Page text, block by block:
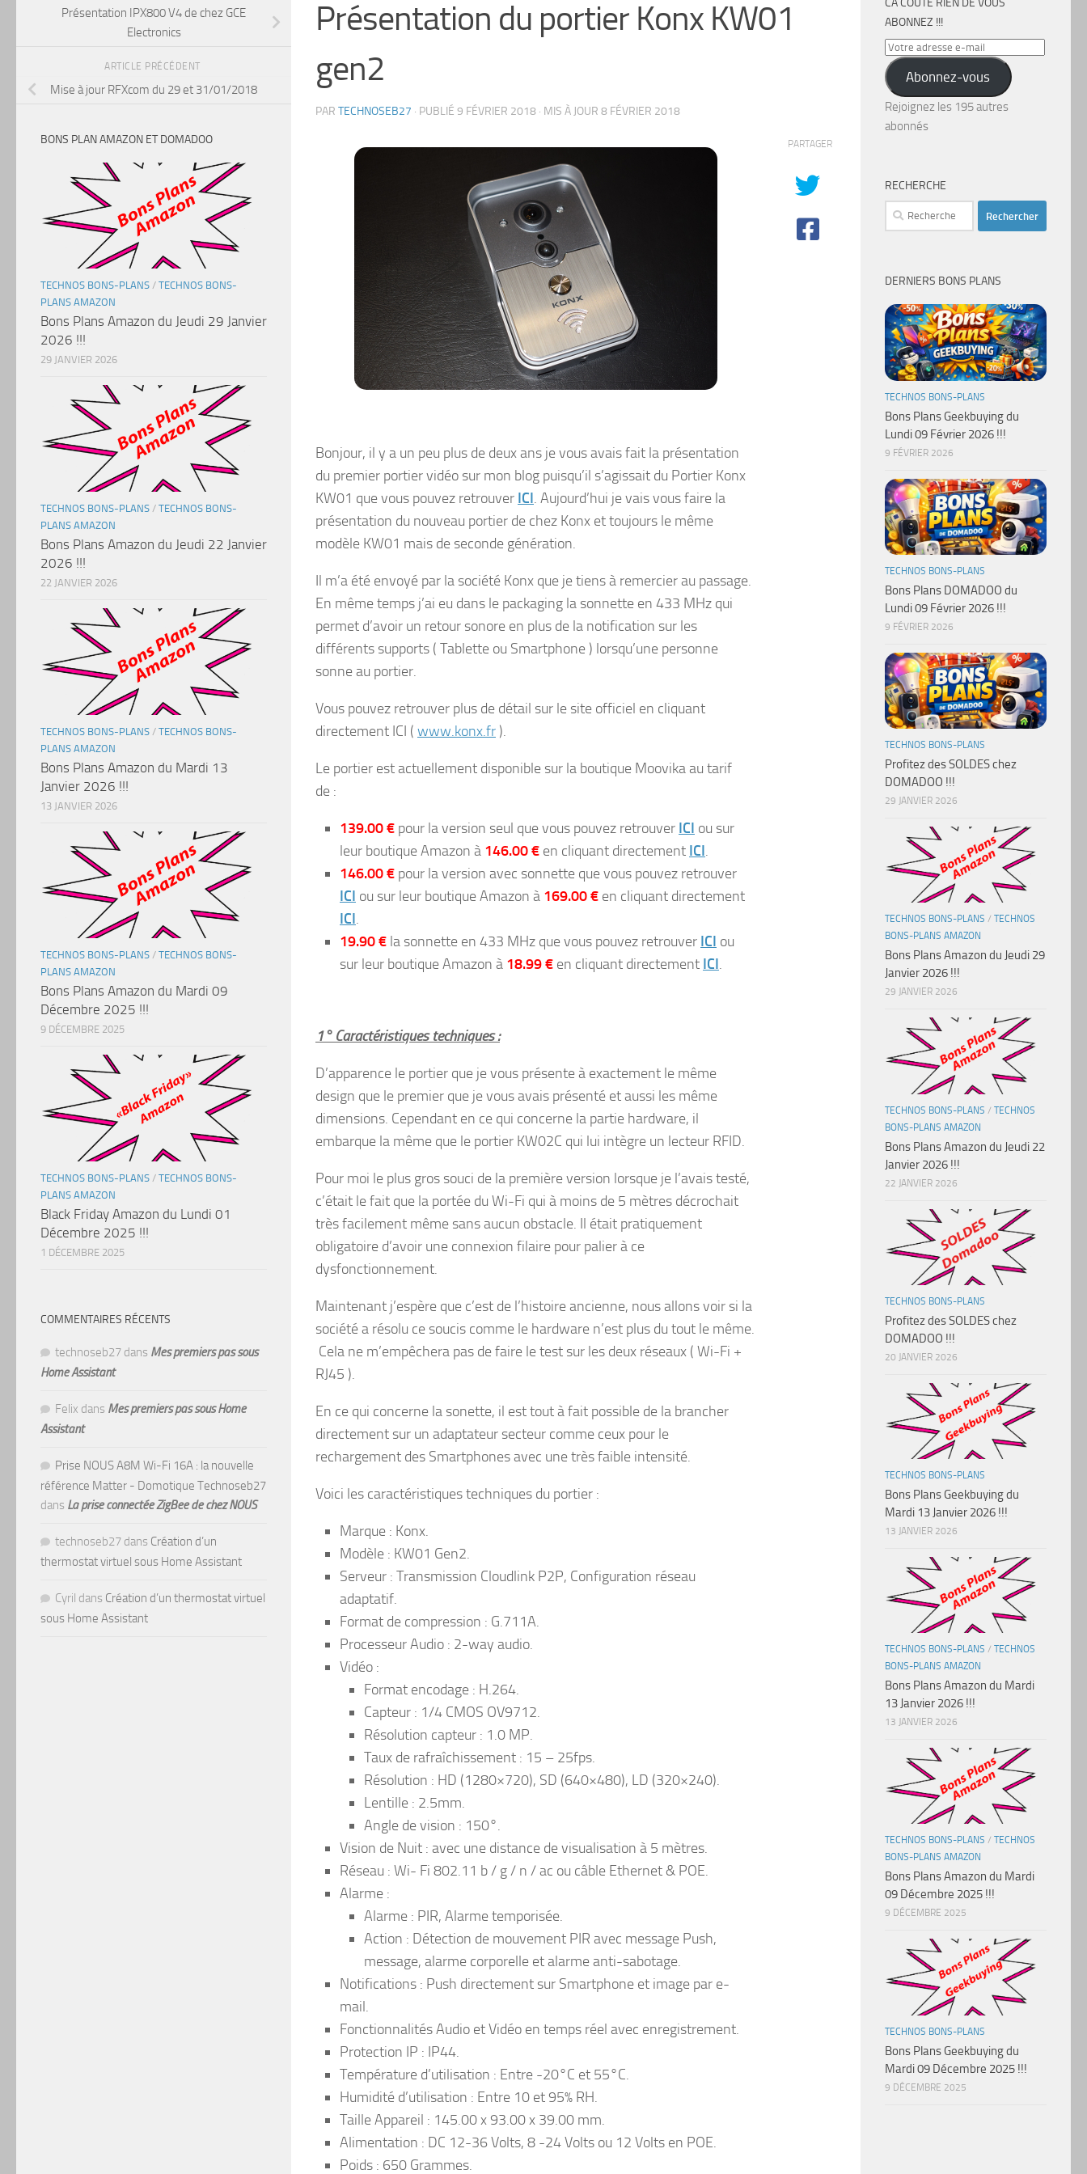
Présentation du portier Konx KW01
gen2
PAR TECHNOSEB27 · PUBLIÉ 9 FÉVRIER 2018 · MIS À JOUR 8 FÉVRIER 2018
Bonjour, il y a un peu plus de deux ans je vous avais fait la présentation
du premier portier vidéo sur mon blog puisqu’il s’agissait du Portier Konx
KW01 que vous pouvez retrouver ICI. Aujourd’hui je vais vous faire la
présentation du nouveau portier de chez Konx et toujours le même
modèle KW01 mais de seconde génération.
Il m’a été envoyé par la société Konx que je tiens à remercier au passage.
En même temps j’ai eu dans le packaging la sonnette en 433 MHz qui
permet d’avoir un retour sonore en plus de la notification sur les
différents supports ( Tablette ou Smartphone ) lorsqu’une personne
sonne au portier.
Vous pouvez retrouver plus de détail sur le site officiel en cliquant
directement ICI ( www.konx.fr ).
Le portier est actuellement disponible sur la boutique Moovika au tarif
de :
139.00 € pour la version seul que vous pouvez retrouver ICI ou sur
leur boutique Amazon à 146.00 € en cliquant directement ICI.
146.00 € pour la version avec sonnette que vous pouvez retrouver
ICI ou sur leur boutique Amazon à 169.00 € en cliquant directement
ICI.
19.90 € la sonnette en 433 MHz que vous pouvez retrouver ICI ou
sur leur boutique Amazon à 18.99 € en cliquant directement ICI.
1° Caractéristiques techniques :
D’apparence le portier que je vous présente à exactement le même
design que le premier que je vous avais présenté et aussi les même
dimensions. Cependant en ce qui concerne la partie hardware, il
embarque la même que le portier KW02C qui lui intègre un lecteur RFID.
Pour moi le plus gros souci de la première version lorsque je l’avais testé,
c’était le fait que la portée du Wi-Fi qui à moins de 5 mètres décrochait
très facilement même sans aucun obstacle. Il était pratiquement
obligatoire d’avoir une connexion filaire pour palier à ce
dysfonctionnement.
Maintenant j’espère que c’est de l’histoire ancienne, nous allons voir si la
société a résolu ce soucis comme le hardware n’est plus du tout le même.
Cela ne m’empêchera pas de faire le test sur les deux réseaux ( Wi-Fi +
RJ45 ).
En ce qui concerne la sonette, il est tout à fait possible de la brancher
directement sur un adaptateur secteur comme ceux pour le
rechargement des Smartphones avec une très faible intensité.
Voici les caractéristiques techniques du portier :
Marque : Konx.
Modèle : KW01 Gen2.
Serveur : Transmission Cloudlink P2P, Configuration réseau
adaptatif.
Format de compression : G.711A.
Processeur Audio : 2-way audio.
Vidéo :
Format encodage : H.264.
Capteur : 1/4 CMOS OV9712.
Résolution capteur : 1.0 MP.
Taux de rafraîchissement : 15 – 25fps.
Résolution : HD (1280×720), SD (640×480), LD (320×240).
Lentille : 2.5mm.
Angle de vision : 150°.
Vision de Nuit : avec une distance de visualisation à 5 mètres.
Réseau : Wi- Fi 802.11 b / g / n / ac ou câble Ethernet & POE.
Alarme :
Alarme : PIR, Alarme temporisée.
Action : Détection de mouvement PIR avec message Push,
message, alarme corporelle et alarme anti-sabotage.
Notifications : Push directement sur Smartphone et image par e-
mail.
Fonctionnalités Audio et Vidéo en temps réel avec enregistrement.
Protection IP : IP44.
Température d’utilisation : Entre -20°C et 55°C.
Humidité d’utilisation : Entre 10 et 95% RH.
Taille Appareil : 145.00 x 93.00 x 39.00 mm.
Alimentation : DC 12-36 Volts, 8 -24 Volts ou 12 Volts en POE.
Poids : 650 Grammes.
PARTAGER
Présentation IPX800 V4 de chez GCE
Electronics
ARTICLE PRÉCÉDENT
Mise à jour RFXcom du 29 et 31/01/2018
BONS PLAN AMAZON ET DOMADOO
TECHNOS BONS-PLANS / TECHNOS BONS-
PLANS AMAZON
Bons Plans Amazon du Jeudi 29 Janvier
2026 !!!
29 JANVIER 2026
TECHNOS BONS-PLANS / TECHNOS BONS-
PLANS AMAZON
Bons Plans Amazon du Jeudi 22 Janvier
2026 !!!
22 JANVIER 2026
TECHNOS BONS-PLANS / TECHNOS BONS-
PLANS AMAZON
Bons Plans Amazon du Mardi 13
Janvier 2026 !!!
13 JANVIER 2026
TECHNOS BONS-PLANS / TECHNOS BONS-
PLANS AMAZON
Bons Plans Amazon du Mardi 09
Décembre 2025 !!!
9 DÉCEMBRE 2025
TECHNOS BONS-PLANS / TECHNOS BONS-
PLANS AMAZON
Black Friday Amazon du Lundi 01
Décembre 2025 !!!
1 DÉCEMBRE 2025
COMMENTAIRES RÉCENTS
technoseb27 dans Mes premiers pas sous
Home Assistant
Felix dans Mes premiers pas sous Home
Assistant
Prise NOUS A8M Wi-Fi 16A : la nouvelle
référence Matter - Domotique Technoseb27
dans La prise connectée ZigBee de chez NOUS
technoseb27 dans Création d’un
thermostat virtuel sous Home Assistant
Cyril dans Création d’un thermostat virtuel
sous Home Assistant
CA COÛTE RIEN DE VOUS
ABONNEZ !!!
Votre
adresse
e-
mail
Abonnez-vous
Rejoignez les 195 autres
abonnés
RECHERCHE
Rechercher :
DERNIERS BONS PLANS
TECHNOS BONS-PLANS
Bons Plans Geekbuying du
Lundi 09 Février 2026 !!!
9 FÉVRIER 2026
TECHNOS BONS-PLANS
Bons Plans DOMADOO du
Lundi 09 Février 2026 !!!
9 FÉVRIER 2026
TECHNOS BONS-PLANS
Profitez des SOLDES chez
DOMADOO !!!
29 JANVIER 2026
TECHNOS BONS-PLANS / TECHNOS
BONS-PLANS AMAZON
Bons Plans Amazon du Jeudi 29
Janvier 2026 !!!
29 JANVIER 2026
TECHNOS BONS-PLANS / TECHNOS
BONS-PLANS AMAZON
Bons Plans Amazon du Jeudi 22
Janvier 2026 !!!
22 JANVIER 2026
TECHNOS BONS-PLANS
Profitez des SOLDES chez
DOMADOO !!!
20 JANVIER 2026
TECHNOS BONS-PLANS
Bons Plans Geekbuying du
Mardi 13 Janvier 2026 !!!
13 JANVIER 2026
TECHNOS BONS-PLANS / TECHNOS
BONS-PLANS AMAZON
Bons Plans Amazon du Mardi
13 Janvier 2026 !!!
13 JANVIER 2026
TECHNOS BONS-PLANS / TECHNOS
BONS-PLANS AMAZON
Bons Plans Amazon du Mardi
09 Décembre 2025 !!!
9 DÉCEMBRE 2025
TECHNOS BONS-PLANS
Bons Plans Geekbuying du
Mardi 09 Décembre 2025 !!!
9 DÉCEMBRE 2025